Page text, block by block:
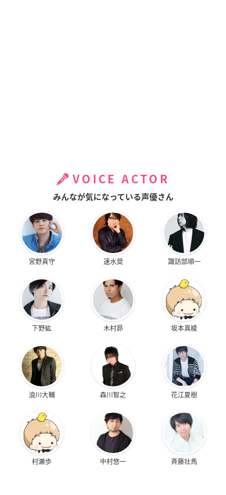
VOICE ACTOR
みんなが気になっている声優さん
宮野真守 速水奨 諏訪部順一
下野紘 木村昴 坂本真綾
浪川大輔 森川智之 花江夏樹
村瀬歩 中村悠一 斉藤壮馬